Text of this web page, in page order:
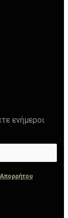
ενήμεροι
Απορρήτου